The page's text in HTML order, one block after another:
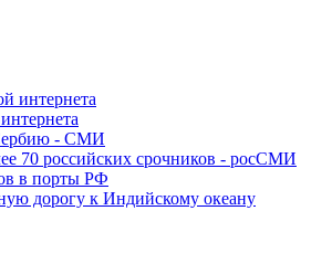
- СМИ
70 российских срочников - росСМИ
в порты РФ
дорогу к Индийскому океану